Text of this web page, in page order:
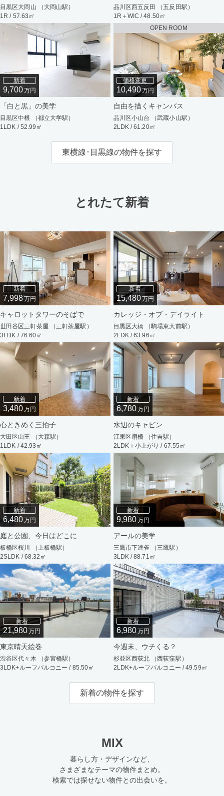
目黒区大岡山 （大岡山駅）
1R / 57.63㎡
品川区西五反田 （五反田駅）
1R＋WIC / 48.50㎡
新着
9,700万円
「白と黒」の美学
目黒区中根 （都立大学駅）
1LDK / 52.99㎡
OPEN ROOM
価格変更
10,490万円
自由を描くキャンバス
品川区小山台 （武蔵小山駅）
2LDK / 61.20㎡
東横線･目黒線の物件を探す
とれたて新着
新着
7,998万円
キャロットタワーのそばで
世田谷区三軒茶屋 （三軒茶屋駅）
3LDK / 76.60㎡
新着
15,480万円
カレッジ・オブ・デイライト
目黒区大橋 （駒場東大前駅）
2LDK / 63.96㎡
新着
3,480万円
心ときめく三拍子
大田区山王 （大森駅）
1LDK / 42.93㎡
新着
6,780万円
水辺のキャビン
江東区扇橋 （住吉駅）
2LDK＋小上がり / 67.55㎡
新着
6,480万円
庭と公園、今日はどこに
板橋区桜川 （上板橋駅）
2SLDK / 68.32㎡
新着
9,980万円
アールの美学
三鷹市下連雀 （三鷹駅）
3LDK / 88.71㎡
新着
21,980万円
東京晴天絵巻
渋谷区代々木 （参宮橋駅）
3LDK+ルーフバルコニー / 85.50㎡
新着
6,980万円
今週末、ウチくる？
杉並区西荻北 （西荻窪駅）
2LDK+ルーフバルコニー / 49.59㎡
新着の物件を探す
MIX
暮らし方・デザインなど、
さまざまなテーマの物件まとめ。
検索では探せない物件との出会いを。